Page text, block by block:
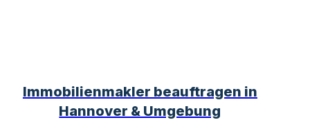
Immobilienmakler beauftragen in
Hannover & Umgebung